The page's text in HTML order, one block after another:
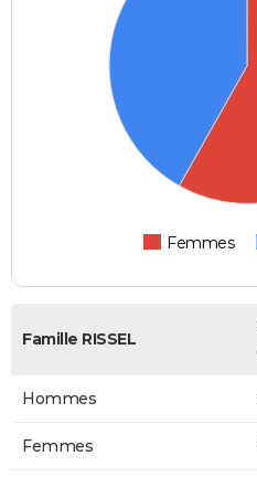
Femmes
Famille RISSEL
Hommes
Femmes